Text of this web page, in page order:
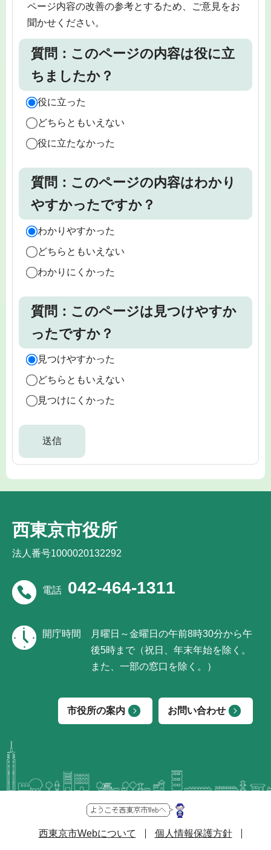
ページ内容の改善の参考とするため、ご意見をお
聞かせください。
質問：このページの内容は役に立
ちましたか？
役に立った
どちらともいえない
役に立たなかった
質問：このページの内容はわかり
やすかったですか？
わかりやすかった
どちらともいえない
わかりにくかった
質問：このページは見つけやすか
ったですか？
見つけやすかった
どちらともいえない
見つけにくかった
西東京市役所
法人番号1000020132292
電話 042-464-1311
開庁時間
月曜日～金曜日の午前8時30分から午
後5時まで（祝日、年末年始を除く。
また、一部の窓口を除く。）
市役所の案内 お問い合わせ
西東京市Webについて 個人情報保護方針